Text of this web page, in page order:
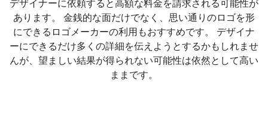
デザイナーに依頼すると高額な料金を請求される可能性が
あります。 金銭的な面だけでなく、思い通りのロゴを形
にできるロゴメーカーの利用もおすすめです。 デザイナ
ーにできるだけ多くの詳細を伝えようとするかもしれませ
んが、望ましい結果が得られない可能性は依然として高い
ままです。